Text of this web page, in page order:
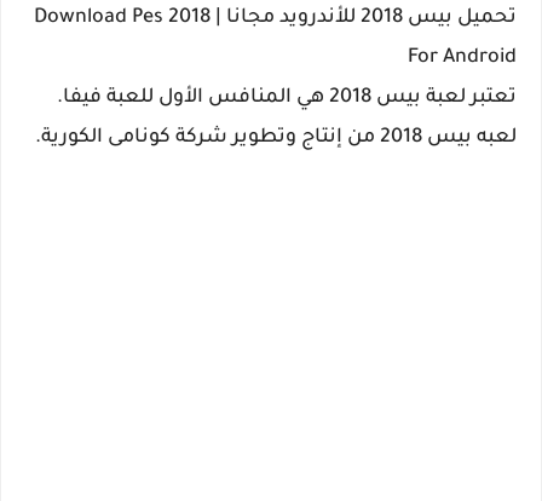
تحميل بيس 2018 للأندرويد مجانا | Download Pes 2018
For Android
تعتبر لعبة بيس 2018 هي المنافس الأول للعبة فيفا.
لعبه بيس 2018 من إنتاج وتطوير شركة كونامى الكورية.